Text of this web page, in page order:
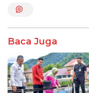
o
k
p
p
Baca Juga